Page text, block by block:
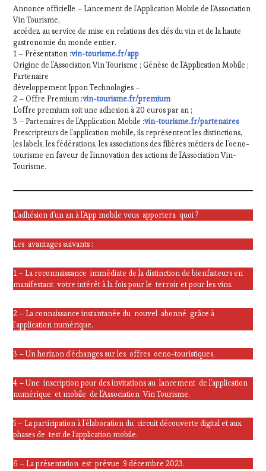
Annonce officielle – Lancement de l’Application Mobile de l’Association
Vin Tourisme,
accédez au service de mise en relations des clés du vin et de la haute
gastronomie du monde entier.
1 – Présentation :vin-tourisme.fr/app
Origine de l’Association Vin Tourisme ; Génèse de l’Application Mobile ;
Partenaire
développement Ippon Technologies –
2 – Offre Premium :vin-tourisme.fr/premium
L’offre premium soit une adhesion à 20 euros par an ;
3 – Partenaires de l’Application Mobile :vin-tourisme.fr/partenaires
Prescripteurs de l’application mobile, ils représentent les distinctions,
les labels, les fédérations, les associations des filières métiers de l’oeno-
tourisme en faveur de l’innovation des actions de l’Association Vin-
Tourisme.
L’adhésion d’un an à l’App mobile vous apportera quoi ?
Les avantages suivants :
1 – La reconnaissance immédiate de la distinction de bienfaiteurs en
manifestant votre intérêt à la fois pour le terroir et pour les vins.
2 – La connaissance instantanée du nouvel abonné grâce à
l’application numérique.
3 – Un horizon d’échanges sur les offres oeno-touristiques,
4 – Une inscription pour des invitations au lancement de l’application
numérique et mobile de l’Association Vin Tourisme.
5 – La participation à l’élaboration du circuit découverte digital et aux
phases de test de l’application mobile.
6 – La présentation est prévue 9 décembre 2023.